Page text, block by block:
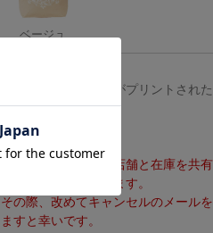
ベージュ
グラフィカルなロゴがプリントされ
バッグ。
※こちらの商品は実店舗と在庫を共
きない場合がございます。
その際、改めてキャンセルのメール
ますと幸いです。